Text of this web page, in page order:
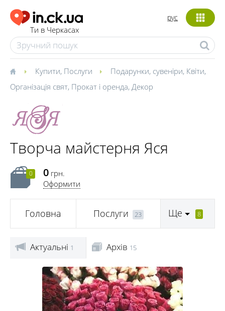
Ти в Черкасах
рус
Купити, Послуги Подарунки, сувеніри, Квіти,
Організація свят, Прокат і оренда, Декор
Творча майстерня Яся
0 0 грн.
Оформити
Головна Послуги 23 Ще 8
Актуальні 1 Архів 15